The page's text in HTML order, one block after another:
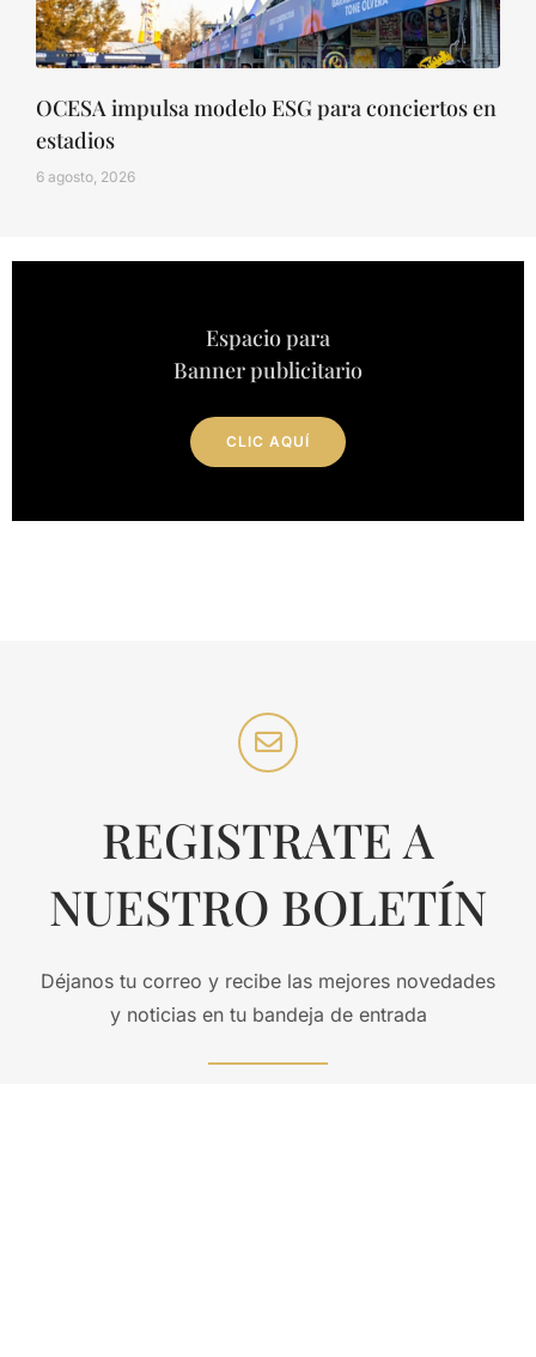
OCESA impulsa modelo ESG para conciertos en
estadios
6 agosto, 2026
Espacio para
Banner publicitario
CLIC AQUÍ
REGISTRATE A
NUESTRO BOLETÍN
Déjanos tu correo y recibe las mejores novedades
y noticias en tu bandeja de entrada